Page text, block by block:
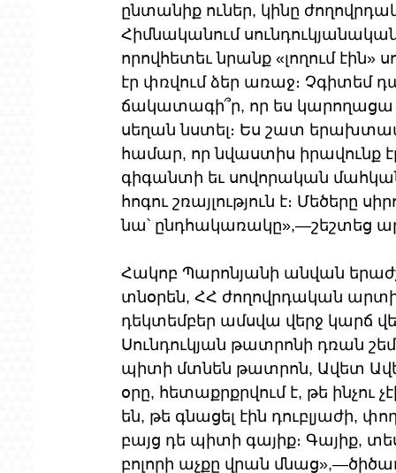
ընտանիք ուներ, կինը
Հիմնականում
որովհետեւ նրանք «լողում էին»
էր փռվում ձեր առաջ։ Չգիտեմ
ճակատագի՞ր, որ ես կարողացա
սեղան նստել։ Ես շատ
համար, որ նվաստիս իրավունք
գիգանտի եւ սովորական
հոգու շռայլություն է։ Մեծերը
նա՝ ընդհակառակը»,—շեշտեց
Հակոբ Պարոնյանի անվան
տնօրեն, ՀՀ ժողովրդական
դեկտեմբեր ամսվա վերջ կարճ
Սունդուկյան թատրոնի դռան
պիտի մտնեն թատրոն, Ավետ
օրը, հետաքրքրվում է, թե ինչու
են, թե գնացել էին դուբլյաժի,
բայց դե պիտի գայիք։ Գայիք,
բոլորի աչքը վրան